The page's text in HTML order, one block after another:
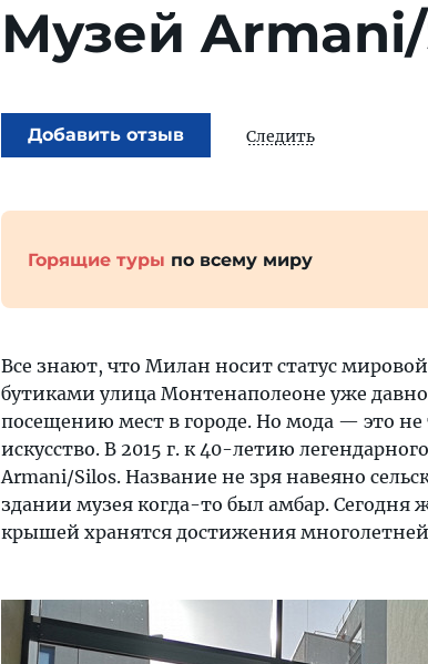
Музей
Добавить отзыв Следить
Горящие туры по всему миру
Все знают, что Милан носит статус
бутиками улица Монтенаполеоне уже
посещению мест в городе. Но мода — это
искусство. В 2015 г. к 40-летию
Armani/Silos. Название не зря навеяно
здании музея когда-то был амбар. Сегодня
крышей хранятся достижения